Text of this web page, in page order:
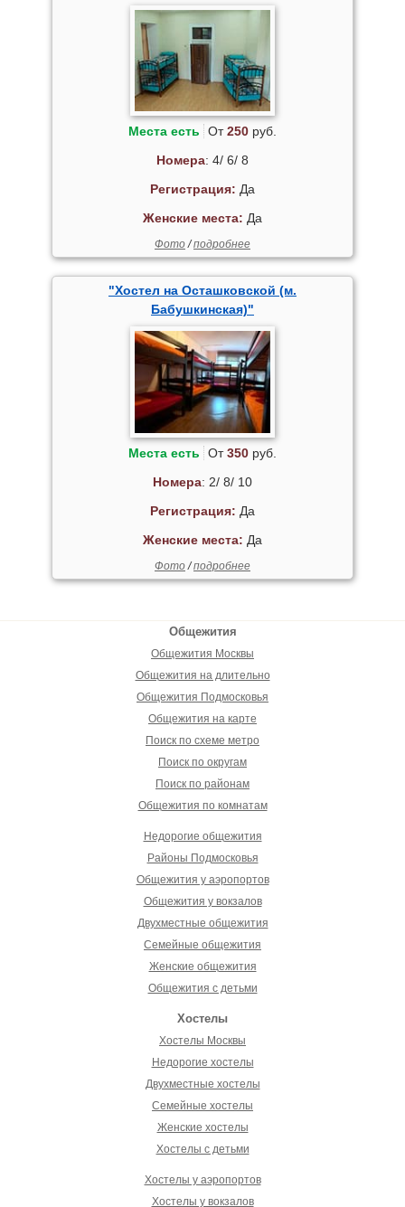
Места есть От250руб.
Номера: 4/ 6/ 8
Регистрация: Да
Женские места: Да
Фото/подробнее
"Хостел на Осташковской (м.
Бабушкинская)"
Места есть От350руб.
Номера: 2/ 8/ 10
Регистрация: Да
Женские места: Да
Фото/подробнее
Общежития
Общежития Москвы
Общежития на длительно
Общежития Подмосковья
Общежития на карте
Поиск по схеме метро
Поиск по округам
Поиск по районам
Общежития по комнатам
Недорогие общежития
Районы Подмосковья
Общежития у аэропортов
Общежития у вокзалов
Двухместные общежития
Семейные общежития
Женские общежития
Общежития с детьми
Хостелы
Хостелы Москвы
Недорогие хостелы
Двухместные хостелы
Семейные хостелы
Женские хостелы
Хостелы с детьми
Хостелы у аэропортов
Хостелы у вокзалов